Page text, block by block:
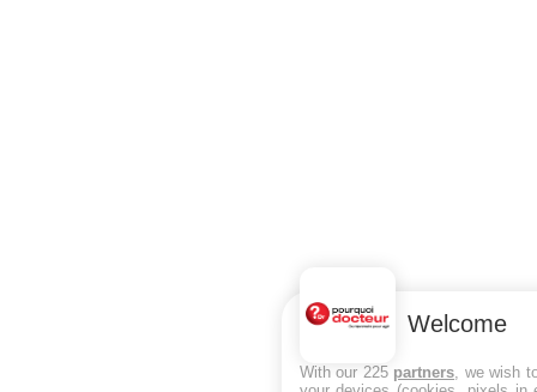
Welcome
With our 225 partners , we wish